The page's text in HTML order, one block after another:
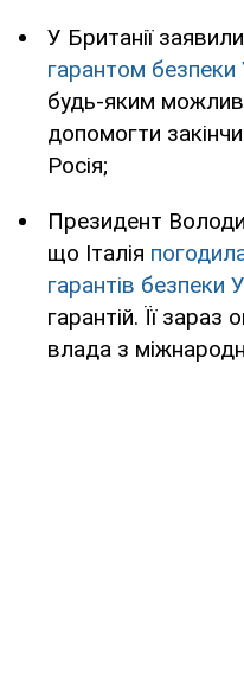
У Британії
гарантом безпеки
будь-яким
допомогти
Росія;
Президент
що Італія
гарантів безпеки
гарантій. Її зараз
влада з